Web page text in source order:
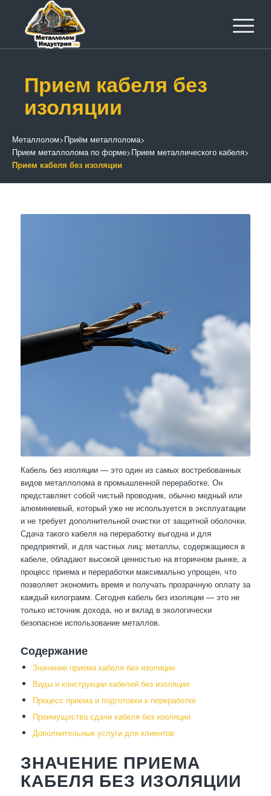
Прием кабеля без
изоляции
Металлолом>Приём металлолома>
Прием металлолома по форме>Прием металлического кабеля>
Прием кабеля без изоляции
Кабель без изоляции — это один из самых востребованных
видов металлолома в промышленной переработке. Он
представляет собой чистый проводник, обычно медный или
алюминиевый, который уже не используется в эксплуатации
и не требует дополнительной очистки от защитной оболочки.
Сдача такого кабеля на переработку выгодна и для
предприятий, и для частных лиц: металлы, содержащиеся в
кабеле, обладают высокой ценностью на вторичном рынке, а
процесс приема и переработки максимально упрощен, что
позволяет экономить время и получать прозрачную оплату за
каждый килограмм. Сегодня кабель без изоляции — это не
только источник дохода, но и вклад в экологически
безопасное использование металлов.
Содержание
Значение приема кабеля без изоляции
Виды и конструкции кабелей без изоляции
Процесс приема и подготовки к переработке
Преимущества сдачи кабеля без изоляции
Дополнительные услуги для клиентов
ЗНАЧЕНИЕ ПРИЕМА
КАБЕЛЯ БЕЗ ИЗОЛЯЦИИ